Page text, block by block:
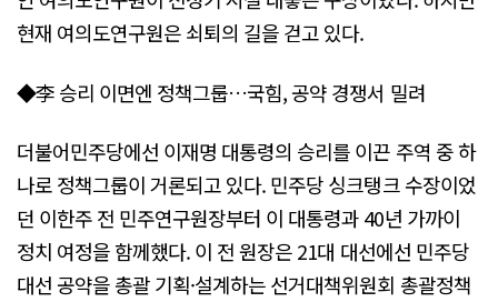
현재 여의도연구원은 쇠퇴의 길을 걷고 있다.
◆李 승리 이면엔 정책그룹…국힘, 공약 경쟁서 밀려
더불어민주당에선 이재명 대통령의 승리를 이끈 주역 중 하
나로 정책그룹이 거론되고 있다. 민주당 싱크탱크 수장이었
던 이한주 전 민주연구원장부터 이 대통령과 40년 가까이
정치 여정을 함께했다. 이 전 원장은 21대 대선에선 민주당
대선 공약을 총괄 기획·설계하는 선거대책위원회 총괄정책